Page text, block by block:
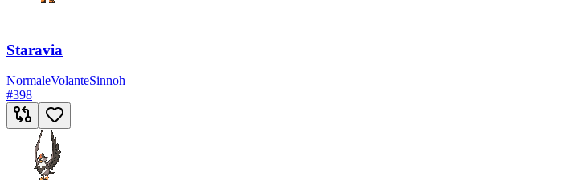
Staravia
NormaleVolanteSinnoh
#398